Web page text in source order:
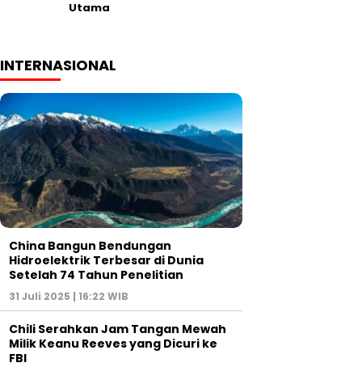
Utama
INTERNASIONAL
China Bangun Bendungan
Hidroelektrik Terbesar di Dunia
Setelah 74 Tahun Penelitian
31 Juli 2025 | 16:22 WIB
Chili Serahkan Jam Tangan Mewah
Milik Keanu Reeves yang Dicuri ke
FBI